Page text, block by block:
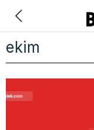
ekim